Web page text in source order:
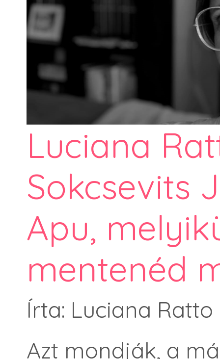
Luciana
Sokcsevits
Apu,
mentenéd
Írta: Luciana Ratto
Azt mondják, a